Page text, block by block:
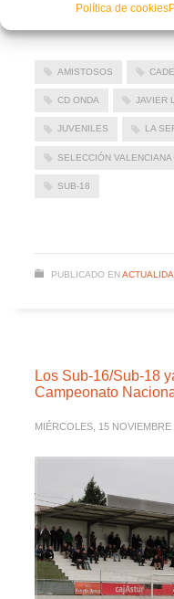
Política de cookies
Facebook
Twitter
AMISTOSOS
CD ONDA JAVIER
JUVENILES LA
SELECCIÓN VALENCIANA
SUB-18
PUBLICADO EN
Los Sub-16/Sub-18
Campeonato
MIÉRCOLES, 15 NOVIEMBRE